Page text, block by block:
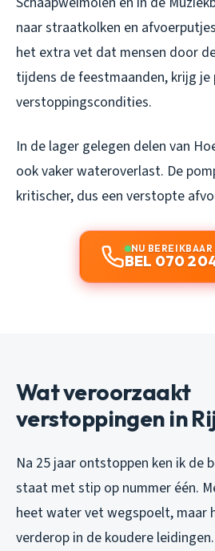
naar straatkolken en
het extra vet dat mensen door
tijdens de feestmaanden, krijg
verstoppingscondities.
In de lager gelegen delen van
ook vaker wateroverlast. De
kritischer, dus een verstopte
NU BEREIKBAAR
BEL 070
Wat veroorzaakt
verstoppingen in
Na 25 jaar ontstoppen ken ik de
staat met stip op nummer één.
heet water vet wegspoelt, maar
verderop in de koudere